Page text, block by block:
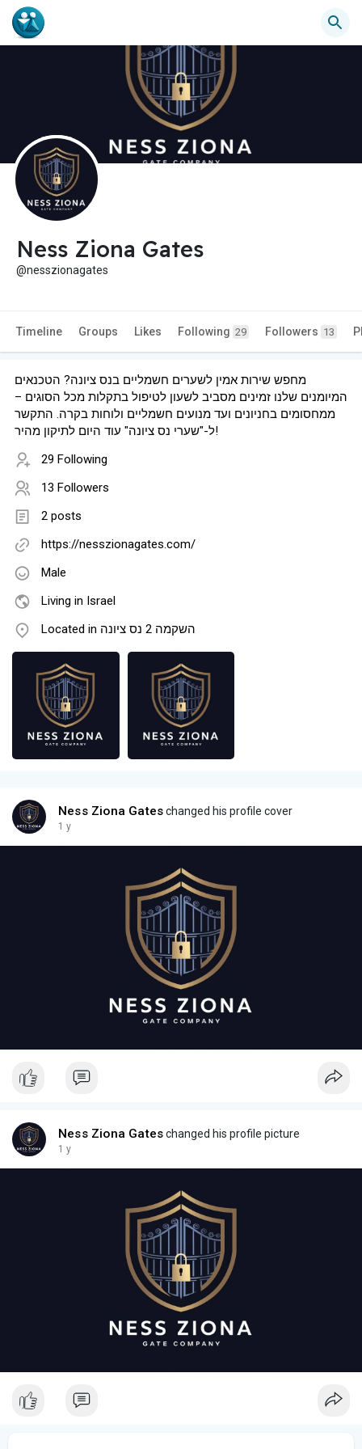
Ness Ziona Gates
@nesszionagates
Timeline Groups Likes Following 29 Followers 13
מחפש שירות אמין לשערים חשמליים בנס ציונה? הטכנאים
המיומנים שלנו זמינים מסביב לשעון לטיפול בתקלות מכל הסוגים –
ממחסומים בחניונים ועד מנועים חשמליים ולוחות בקרה. התקשר
ל-"שערי נס ציונה" עוד היום לתיקון מהיר!
29 Following
13 Followers
2 posts
https://nesszionagates.com/
Male
Living in Israel
Located in השקמה 2 נס ציונה
Ness Ziona Gateschanged his profile cover
1 y
Ness Ziona Gateschanged his profile picture
1 y